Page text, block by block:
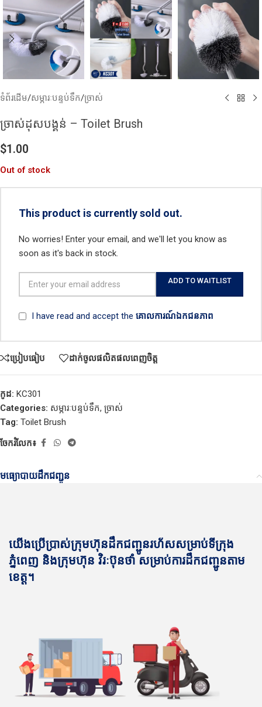
ទំព័រដើម/សម្ភារៈបន្ទប់ទឹក/ច្រាស់
ច្រាស់ដុសបង្គន់ – Toilet Brush
$1.00
Out of stock
This product is currently sold out.
No worries! Enter your email, and we'll let you know as
soon as it's back in stock.
ADD TO WAITLIST
I have read and accept the គោលការណ៍ឯកជនភាព
ប្រៀបធៀប ដាក់ចូលផលិតផលពេញចិត្ត
កូដ: KC301
Categories: សម្ភារៈបន្ទប់ទឹក, ច្រាស់
Tag: Toilet Brush
ចែករំលែក៖
មធ្យោបាយដឹកជញ្ជូន
យើងប្រើប្រាស់ក្រុមហ៊ុនដឹកជញ្ជូនរហ័សសម្រាប់ទីក្រុង
ភ្នំពេញ និងក្រុមហ៊ុន វិរៈប៊ុនថាំ សម្រាប់ការដឹកជញ្ជូនតាម
ខេត្ត។